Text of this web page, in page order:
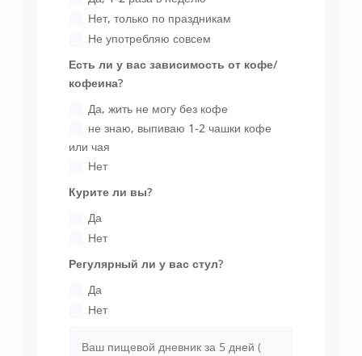
Нет, только по праздникам
Не употребляю совсем
Есть ли у вас зависимость от кофе/
кофеина?
Да, жить не могу без кофе
не знаю, выпиваю 1-2 чашки кофе
или чая
Нет
Курите ли вы?
Да
Нет
Регулярный ли у вас стул?
Да
Нет